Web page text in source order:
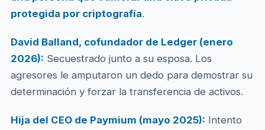
protegida por criptografía.
David Balland, cofundador de Ledger (enero
2026): Secuestrado junto a su esposa. Los
agresores le amputaron un dedo para demostrar su
determinación y forzar la transferencia de activos.
Hija del CEO de Paymium (mayo 2025): Intento